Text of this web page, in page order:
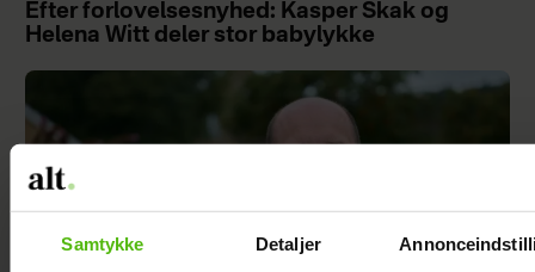
Samtykke Detaljer
Efter forlovelsesnyhed: Kasper Skak og
Helena Witt deler stor babylykke